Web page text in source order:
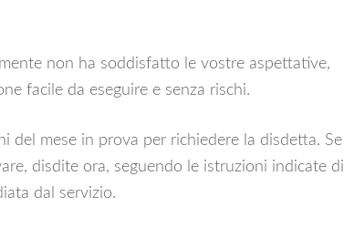
non ha soddisfatto le vostre aspettative,
facile da eseguire e senza rischi.
del mese in prova per richiedere la disdetta. Se
disdite ora, seguendo le istruzioni indicate di
dal servizio.